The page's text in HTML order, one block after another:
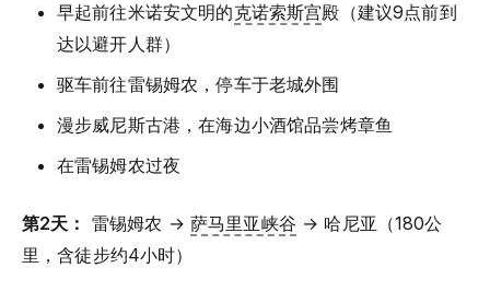
早起前往米诺安文明的克诺索斯宫殿（建议9点前到
达以避开人群）
驱车前往雷锡姆农，停车于老城外围
漫步威尼斯古港，在海边小酒馆品尝烤章鱼
在雷锡姆农过夜
第2天： 雷锡姆农 → 萨马里亚峡谷 → 哈尼亚（180公
里，含徒步约4小时）